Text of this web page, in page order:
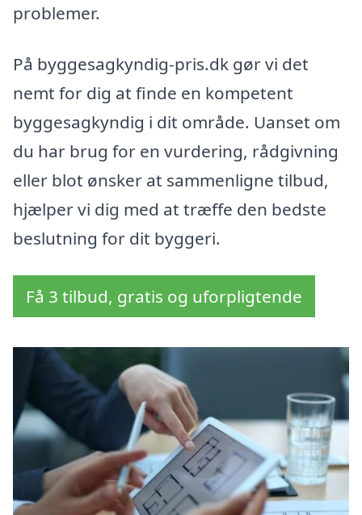
problemer.
På byggesagkyndig-pris.dk gør vi det
nemt for dig at finde en kompetent
byggesagkyndig i dit område. Uanset om
du har brug for en vurdering, rådgivning
eller blot ønsker at sammenligne tilbud,
hjælper vi dig med at træffe den bedste
beslutning for dit byggeri.
Få 3 tilbud, gratis og uforpligtende